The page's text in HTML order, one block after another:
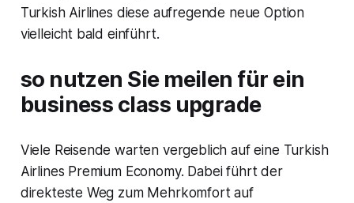
Turkish Airlines diese aufregende neue Option
vielleicht bald einführt.
so nutzen Sie meilen für ein
business class upgrade
Viele Reisende warten vergeblich auf eine Turkish
Airlines Premium Economy. Dabei führt der
direkteste Weg zum Mehrkomfort auf